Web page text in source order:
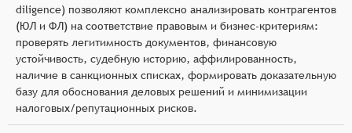
diligence) позволяют комплексно анализировать контрагентов
(ЮЛ и ФЛ) на соответствие правовым и бизнес‑критериям:
проверять легитимность документов, финансовую
устойчивость, судебную историю, аффилированность,
наличие в санкционных списках, формировать доказательную
базу для обоснования деловых решений и минимизации
налоговых/репутационных рисков.